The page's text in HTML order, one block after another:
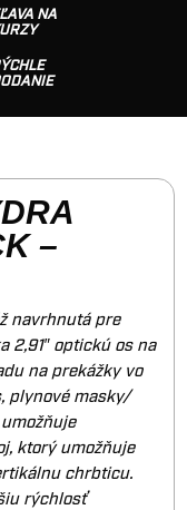
NA
–
navrhnutá pre
2,91″ optickú os na
na prekážky vo
plynové masky/
ktorý umožňuje
chrbticu.
rýchlosť